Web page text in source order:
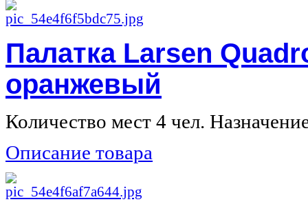
Палатка Larsen
оранжевый
Количество мест 4 чел.
Описание товара